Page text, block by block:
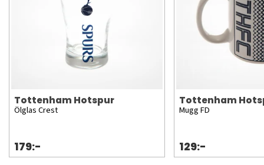
Tottenham Hotspur
Ölglas Crest
179:-
Tottenham
Mugg FD
129:-